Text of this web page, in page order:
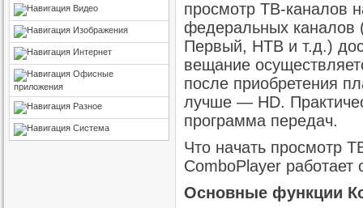
Видео
Изображения
Интернет
Офисные
приложения
Разное
Система
просмотр ТВ-каналов
федеральных каналов
Первый, НТВ и т.д.)
вещание
после приобретения
лучше — HD.
программа передач.
Что начать просмотр
ComboPlayer работает
Основные функции